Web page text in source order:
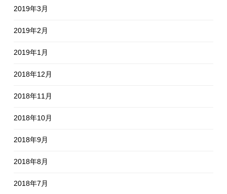
2019年3月
2019年2月
2019年1月
2018年12月
2018年11月
2018年10月
2018年9月
2018年8月
2018年7月